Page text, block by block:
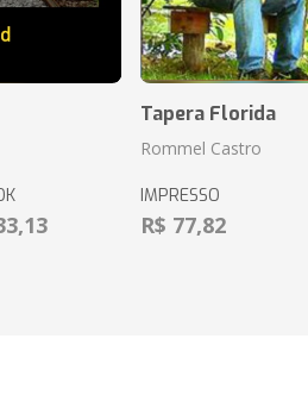
Tapera Florida
Rommel Castro
IMPRESSO
R$ 77,82